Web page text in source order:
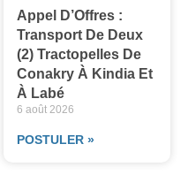
Appel D’Offres :
Transport De Deux
(2) Tractopelles De
Conakry À Kindia Et
À Labé
6 août 2026
POSTULER »